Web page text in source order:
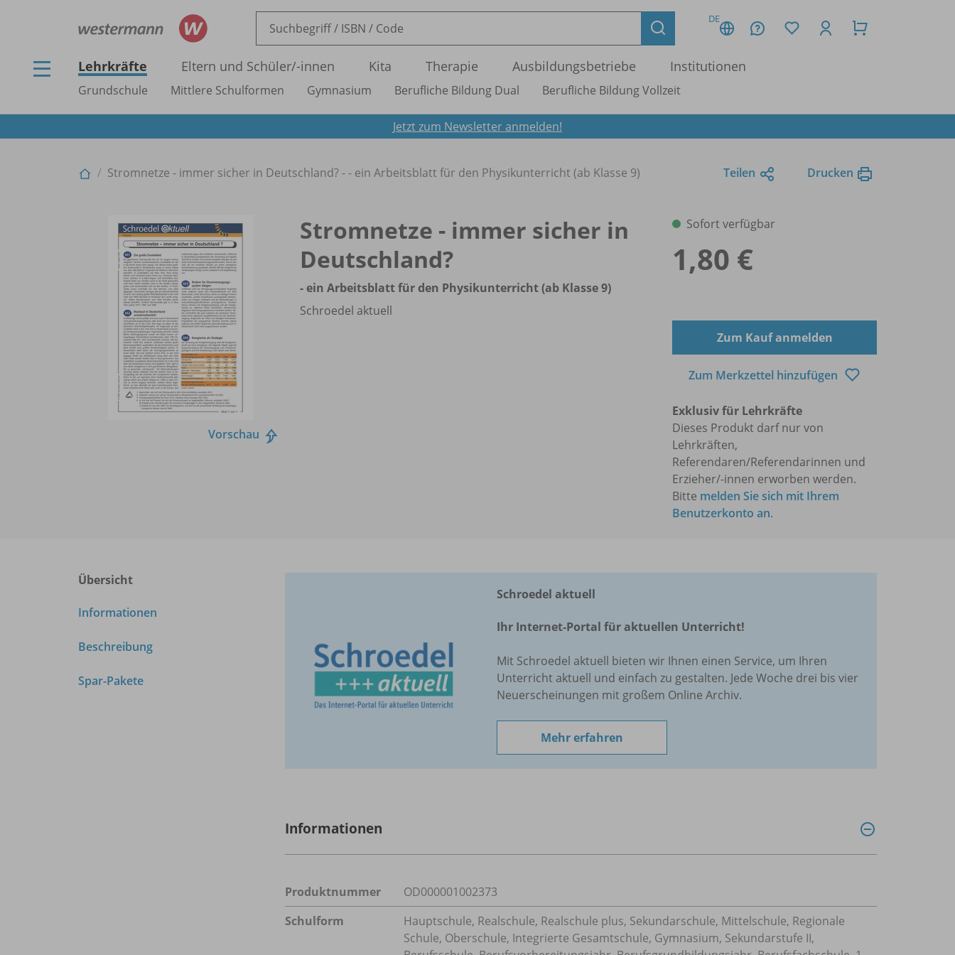
DE
Lehrkräfte Eltern und Schüler/-innen Kita Therapie Ausbildungsbetriebe Institutionen
Grundschule Mittlere Schulformen Gymnasium Berufliche Bildung Dual Berufliche Bildung Vollzeit
Jetzt zum Newsletter anmelden!
Stromnetze - immer sicher in Deutschland? - - ein Arbeitsblatt für den Physikunterricht (ab Klasse 9) Teilen Drucken
Vorschau
Stromnetze - immer sicher in
Deutschland?
- ein Arbeitsblatt für den Physikunterricht (ab Klasse 9)
Schroedel aktuell
Sofort verfügbar
1,80 €
Zum Kauf anmelden
Zum Merkzettel hinzufügen
Exklusiv für Lehrkräfte
Dieses Produkt darf nur von
Lehrkräften,
Referendaren/Referendarinnen und
Erzieher/-innen erworben werden.
Bitte melden Sie sich mit Ihrem
Benutzerkonto an.
Übersicht
Informationen
Beschreibung
Spar-Pakete
Schroedel aktuell
Ihr Internet-Portal für aktuellen Unterricht!
Mit Schroedel aktuell bieten wir Ihnen einen Service, um Ihren
Unterricht aktuell und einfach zu gestalten. Jede Woche drei bis vier
Neuerscheinungen mit großem Online Archiv.
Mehr erfahren
Informationen
Produktnummer
OD000001002373
Schulform
Hauptschule, Realschule, Realschule plus, Sekundarschule, Mittelschule, Regionale
Schule, Oberschule, Integrierte Gesamtschule, Gymnasium, Sekundarstufe II,